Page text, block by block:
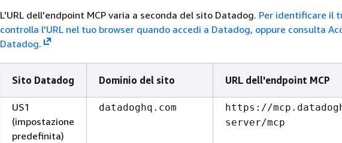
L'URL dell'endpoint MCP varia a seconda del sito Datadog. Per identificare il
controlla l'URL nel tuo browser quando accedi a Datadog, oppure consulta
Datadog.
Sito Datadog Dominio del sito URL dell'endpoint MCP
US1
(impostazione
predefinita)
datadoghq.com
https://
server/mcp